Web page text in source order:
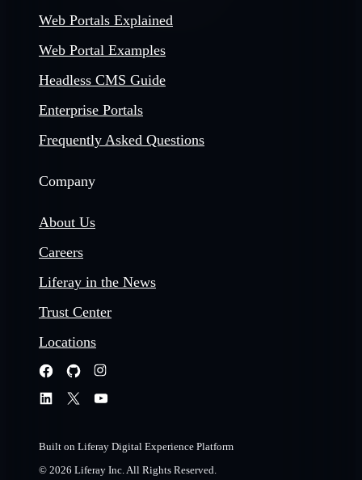
Web Portals Explained
Web Portal Examples
Headless CMS Guide
Enterprise Portals
Frequently Asked Questions
Company
About Us
Careers
Liferay in the News
Trust Center
Locations
Built on Liferay Digital Experience Platform
© 2026 Liferay Inc. All Rights Reserved.